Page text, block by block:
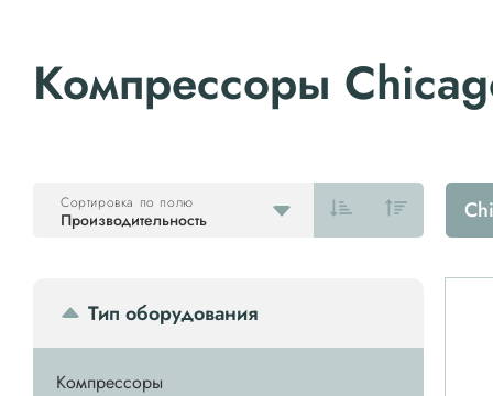
Компрессоры
Производительность
Сортировка по полю
Тип оборудования
Компрессоры